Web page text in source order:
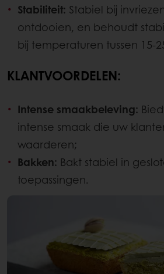
Stabiliteit: Stabiel bij
ontdooien, en behoudt
bij temperaturen tussen 15-
KLANTVOORDELEN:
Intense smaakbeleving:
intense smaak die uw
waarderen;
Bakken: Bakt stabiel in
toepassingen.